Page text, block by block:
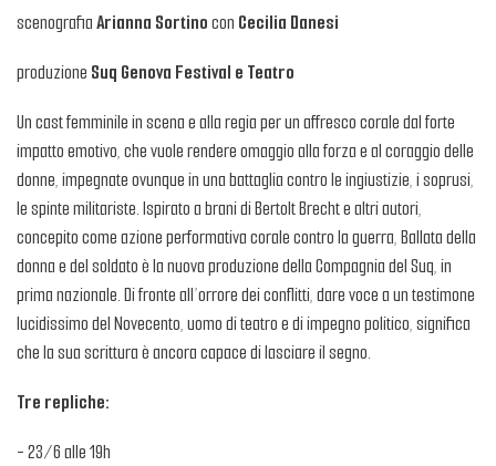
scenografiaArianna Sortinocon Cecilia Danesi
produzione Suq Genova Festival e Teatro
Un cast femminile in scena e alla regia per un affresco corale dal forte
impatto emotivo, che vuole rendere omaggio alla forza e al coraggio delle
donne, impegnate ovunque in una battaglia contro le ingiustizie, i soprusi,
le spinte militariste. Ispirato a brani di Bertolt Brecht e altri autori,
concepito come azione performativa corale contro la guerra, Ballata della
donna e del soldato è la nuova produzione della Compagnia del Suq, in
prima nazionale. Di fronte all’orrore dei conflitti, dare voce a un testimone
lucidissimo del Novecento, uomo di teatro e di impegno politico, significa
che la sua scrittura è ancora capace di lasciare il segno.
Tre repliche:
- 23/6 alle 19h